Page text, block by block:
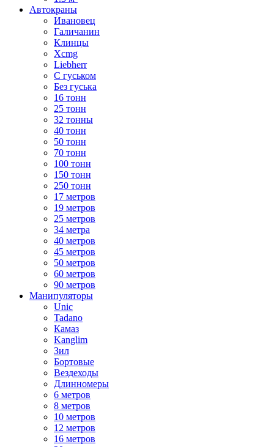
Автокраны
Ивановец
Галичанин
Клинцы
Xcmg
Liebherr
С гуськом
Без гуська
16 тонн
25 тонн
32 тонны
40 тонн
50 тонн
70 тонн
100 тонн
150 тонн
250 тонн
17 метров
19 метров
25 метров
34 метра
40 метров
45 метров
50 метров
60 метров
90 метров
Манипуляторы
Unic
Tadano
Камаз
Kanglim
Зил
Бортовые
Вездеходы
Длинномеры
6 метров
8 метров
10 метров
12 метров
16 метров